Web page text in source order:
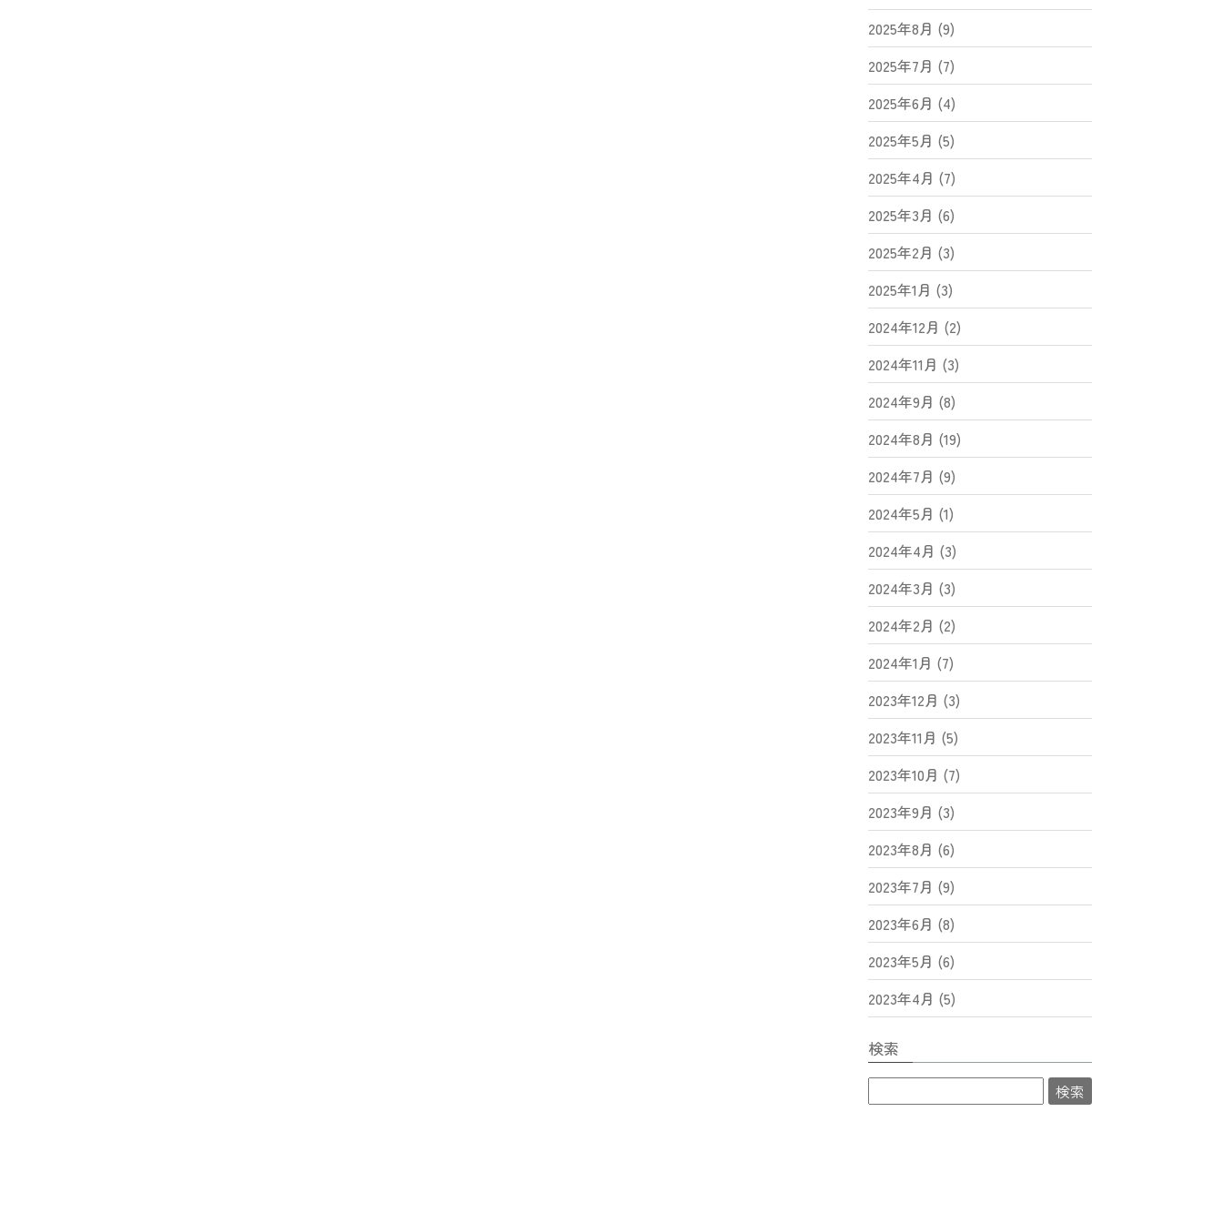
2025年8月 (9)
2025年7月 (7)
2025年6月 (4)
2025年5月 (5)
2025年4月 (7)
2025年3月 (6)
2025年2月 (3)
2025年1月 (3)
2024年12月 (2)
2024年11月 (3)
2024年9月 (8)
2024年8月 (19)
2024年7月 (9)
2024年5月 (1)
2024年4月 (3)
2024年3月 (3)
2024年2月 (2)
2024年1月 (7)
2023年12月 (3)
2023年11月 (5)
2023年10月 (7)
2023年9月 (3)
2023年8月 (6)
2023年7月 (9)
2023年6月 (8)
2023年5月 (6)
2023年4月 (5)
検索